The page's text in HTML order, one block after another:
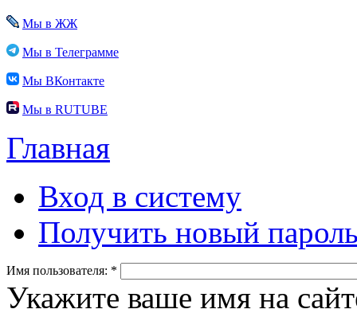
Мы в ЖЖ
Мы в Телеграмме
Мы ВКонтакте
Мы в RUTUBE
Главная
Вход в систему
Получить новый
Имя пользователя: *
Укажите ваше имя на